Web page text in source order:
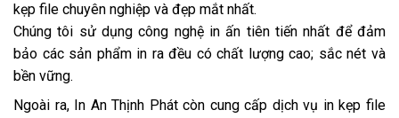
kẹp file chuyên nghiệp và đẹp mắt nhất.
Chúng tôi sử dụng công nghệ in ấn tiên tiến nhất để đảm
bảo các sản phẩm in ra đều có chất lượng cao; sắc nét và
bền vững.
Ngoài ra, In An Thịnh Phát còn cung cấp dịch vụ in kẹp file